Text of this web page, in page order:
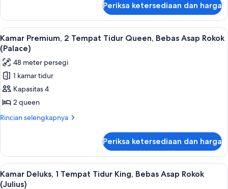
Smoking
(Newly
Renovated)
Palace
Premium
Studio,
2
Queen,
Non-
Smoking
(Newly
Renovated)
Periksa ketersediaan dan harga
Lihat
semua
foto
untuk
Kamar
Premium,
2
Tempat
Bebas
Asap
Rokok
(Palace)
Bantalan ekstra lembut, brankas,
4
Kamar Premium, 2 Tempat Tidur Queen, Bebas Asap Rokok
(Palace)
48 meter persegi
1 kamar tidur
Kapasitas 4
2 queen
Rincian selengkapnya
Rincian
Kamar
Premium,
2
Tempat
Periksa ketersediaan dan harga
Lihat
semua
Bantalan ekstra lembut, brankas,
5
Kamar Deluks, 1 Tempat Tidur King, Bebas Asap Rokok
(Julius)